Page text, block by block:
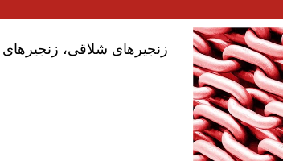
زنجیرهای شلاقی، زنجیرهای